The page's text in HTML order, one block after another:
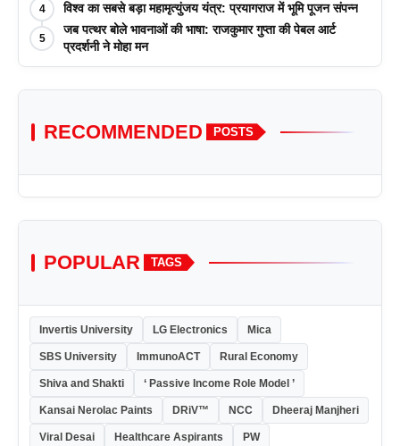
4 विश्व का सबसे बड़ा महामृत्युंजय यंत्र: प्रयागराज में भूमि पूजन संपन्न
5
जब पत्थर बोले भावनाओं की भाषा: राजकुमार गुप्ता की पेबल आर्ट
प्रदर्शनी ने मोहा मन
RECOMMENDED POSTS
POPULAR TAGS
Invertis University LG Electronics Mica
SBS University ImmunoACT Rural Economy
Shiva and Shakti ‘ Passive Income Role Model ’
Kansai Nerolac Paints DRiV™ NCC Dheeraj Manjheri
Viral Desai Healthcare Aspirants PW